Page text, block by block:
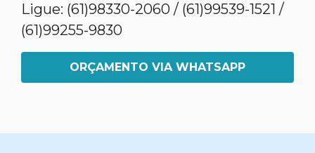
Ligue: (61)98330-2060 / (61)99539-1521 /
(61)99255-9830
ORÇAMENTO VIA WHATSAPP